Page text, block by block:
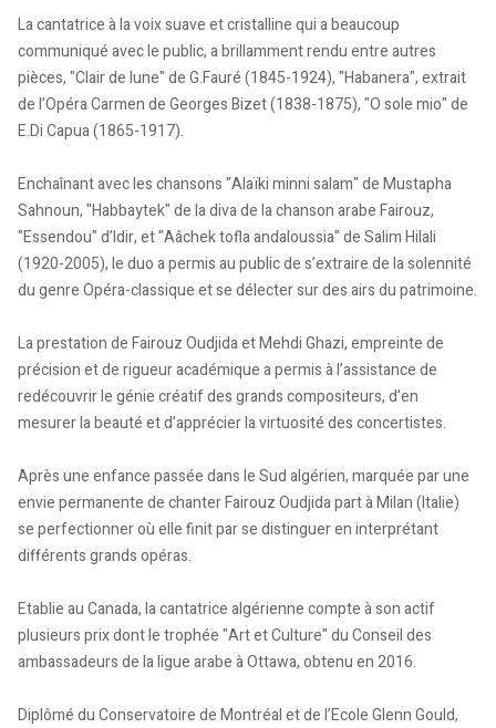
La cantatrice à la voix suave et cristalline qui a beaucoup
communiqué avec le public, a brillamment rendu entre autres
pièces, "Clair de lune" de G.Fauré (1845-1924), "Habanera", extrait
de l’Opéra Carmen de Georges Bizet (1838-1875), "O sole mio" de
E.Di Capua (1865-1917).
Enchaînant avec les chansons "Alaïki minni salam" de Mustapha
Sahnoun, "Habbaytek" de la diva de la chanson arabe Fairouz,
"Essendou" d’Idir, et "Aâchek tofla andaloussia" de Salim Hilali
(1920-2005), le duo a permis au public de s’extraire de la solennité
du genre Opéra-classique et se délecter sur des airs du patrimoine.
La prestation de Fairouz Oudjida et Mehdi Ghazi, empreinte de
précision et de rigueur académique a permis à l’assistance de
redécouvrir le génie créatif des grands compositeurs, d’en
mesurer la beauté et d’apprécier la virtuosité des concertistes.
Après une enfance passée dans le Sud algérien, marquée par une
envie permanente de chanter Fairouz Oudjida part à Milan (Italie)
se perfectionner où elle finit par se distinguer en interprétant
différents grands opéras.
Etablie au Canada, la cantatrice algérienne compte à son actif
plusieurs prix dont le trophée "Art et Culture" du Conseil des
ambassadeurs de la ligue arabe à Ottawa, obtenu en 2016.
Diplômé du Conservatoire de Montréal et de l’Ecole Glenn Gould,